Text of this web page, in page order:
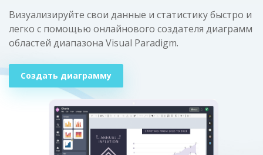
Визуализируйте свои данные и статистику быстро и
легко с помощью онлайнового создателя диаграмм
областей диапазона Visual Paradigm.
Создать диаграмму